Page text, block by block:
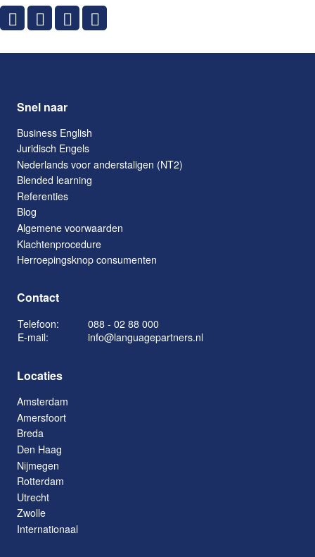
Snel naar
Business English
Juridisch Engels
Nederlands voor anderstaligen (NT2)
Blended learning
Referenties
Blog
Algemene voorwaarden
Klachtenprocedure
Herroepingsknop consumenten
Contact
Telefoon:
088 - 02 88 000
E-mail:
info@languagepartners.nl
Locaties
Amsterdam
Amersfoort
Breda
Den Haag
Nijmegen
Rotterdam
Utrecht
Zwolle
Internationaal